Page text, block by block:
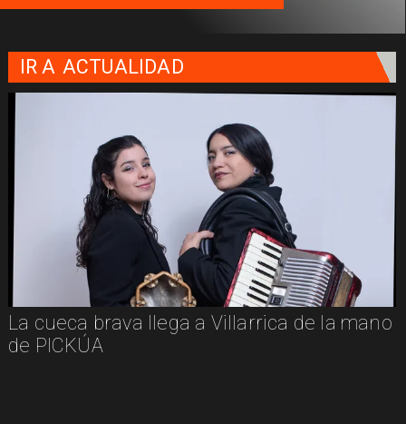
IR A ACTUALIDAD
La cueca brava llega a Villarrica de la mano
de PICKÚA